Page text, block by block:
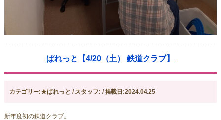
ぱれっと【4/20（土） 鉄道クラブ】
カテゴリー:★ぱれっと / スタッフ: / 掲載日:2024.04.25
新年度初の鉄道クラブ。